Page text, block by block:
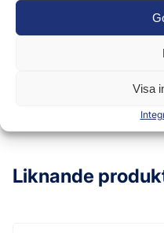
Visa
Skicka
Liknande